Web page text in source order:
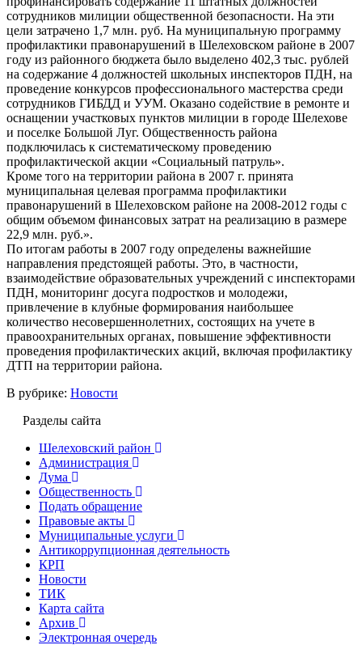
сотрудников милиции общественной безопасности. На эти
цели затрачено 1,7 млн. руб. На муниципальную программу
профилактики правонарушений в Шелеховском районе в 2007
году из районного бюджета было выделено 402,3 тыс. рублей
на содержание 4 должностей школьных инспекторов ПДН, на
проведение конкурсов профессионального мастерства среди
сотрудников ГИБДД и УУМ. Оказано содействие в ремонте и
оснащении участковых пунктов милиции в городе Шелехове
и поселке Большой Луг. Общественность района
подключилась к систематическому проведению
профилактической акции «Социальный патруль».
Кроме того на территории района в 2007 г. принята
муниципальная целевая программа профилактики
правонарушений в Шелеховском районе на 2008-2012 годы с
общим объемом финансовых затрат на реализацию в размере
22,9 млн. руб.».
По итогам работы в 2007 году определены важнейшие
направления предстоящей работы. Это, в частности,
взаимодействие образовательных учреждений с инспекторами
ПДН, мониторинг досуга подростков и молодежи,
привлечение в клубные формирования наибольшее
количество несовершеннолетних, состоящих на учете в
правоохранительных органах, повышение эффективности
проведения профилактических акций, включая профилактику
ДТП на территории района.
В рубрике: Новости
Разделы сайта
Шелеховский район
Администрация
Дума
Общественность
Подать обращение
Правовые акты
Муниципальные услуги
Антикоррупционная деятельность
КРП
Новости
ТИК
Карта сайта
Архив
Электронная очередь